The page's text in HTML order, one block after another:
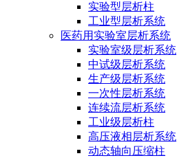
实验型层析柱
工业型层析系统
医药用实验室层析系统
实验室级层析系统
中试级层析系统
生产级层析系统
一次性层析系统
连续流层析系统
工业级层析柱
高压液相层析系统
动态轴向压缩柱